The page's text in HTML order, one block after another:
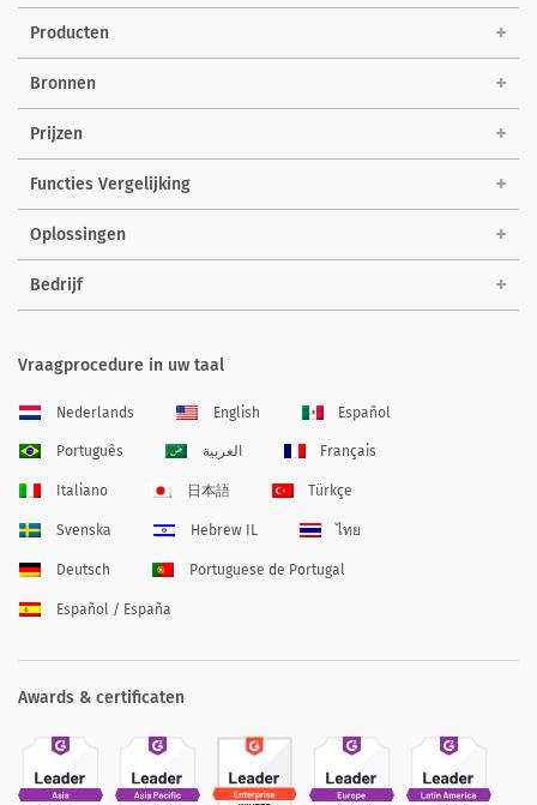
Producten
Bronnen
Prijzen
Functies Vergelijking
Oplossingen
Bedrijf
Vraagprocedure in uw taal
Nederlands English Español
Português العربية Français
Italiano 日本語 Türkçe
Svenska Hebrew IL ไทย
Deutsch Portuguese de Portugal
Español / España
Awards & certificaten